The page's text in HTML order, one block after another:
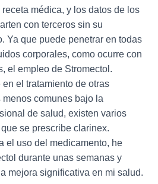
médica, y los datos de los
con terceros sin su
Ya que puede penetrar en todas
corporales, como ocurre con
el empleo de Stromectol.
el tratamiento de otras
comunes bajo la
de salud, existen varios
se prescribe clarinex.
el uso del medicamento, he
durante unas semanas y
mejora significativa en mi salud.